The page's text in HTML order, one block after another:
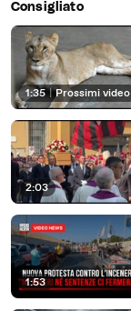
Consigliato
1:35 | Prossimi video
2:03
1:53